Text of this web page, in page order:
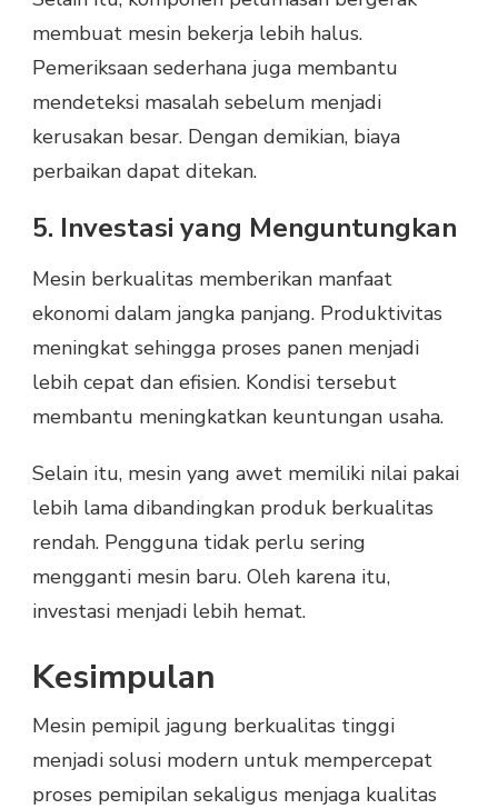
membuat mesin bekerja lebih halus.
Pemeriksaan sederhana juga membantu
mendeteksi masalah sebelum menjadi
kerusakan besar. Dengan demikian, biaya
perbaikan dapat ditekan.
5. Investasi yang Menguntungkan
Mesin berkualitas memberikan manfaat
ekonomi dalam jangka panjang. Produktivitas
meningkat sehingga proses panen menjadi
lebih cepat dan efisien. Kondisi tersebut
membantu meningkatkan keuntungan usaha.
Selain itu, mesin yang awet memiliki nilai pakai
lebih lama dibandingkan produk berkualitas
rendah. Pengguna tidak perlu sering
mengganti mesin baru. Oleh karena itu,
investasi menjadi lebih hemat.
Kesimpulan
Mesin pemipil jagung berkualitas tinggi
menjadi solusi modern untuk mempercepat
proses pemipilan sekaligus menjaga kualitas